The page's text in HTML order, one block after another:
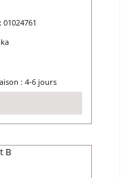
01024761
:
: 4-6 jours